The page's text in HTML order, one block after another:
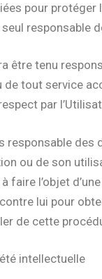
pour protéger
responsable
être tenu
de tout service
par
responsable
ou de son
à faire l’objet
lui pour
de cette
intellectuelle